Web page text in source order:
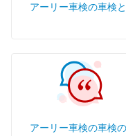
アーリー車検の車検
アーリー車検の車検